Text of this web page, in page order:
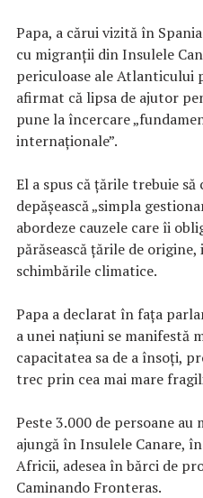
Papa, a cărui vizită în
cu migranții din Insulele
periculoase ale Atlanticului
afirmat că lipsa de ajutor
pune la încercare
internaționale”.
El a spus că țările trebuie să
depășească „simpla
abordeze cauzele care îi
părăsească țările de
schimbările climatice.
Papa a declarat în fața
a unei națiuni se manifestă
capacitatea sa de a însoți,
trec prin cea mai mare
Peste 3.000 de persoane
ajungă în Insulele Canare,
Africii, adesea în bărci de
Caminando Fronteras.